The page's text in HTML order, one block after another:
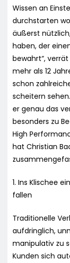
Wissen an
durchstarten
äußerst
haben, der
bewahrt“,
mehr als 12
schon
scheitern
er genau das
besonders zu
High
hat Christian
1. Ins Klischee
fallen
Traditionelle
aufdringlich,
manipulativ zu
Kunden sich